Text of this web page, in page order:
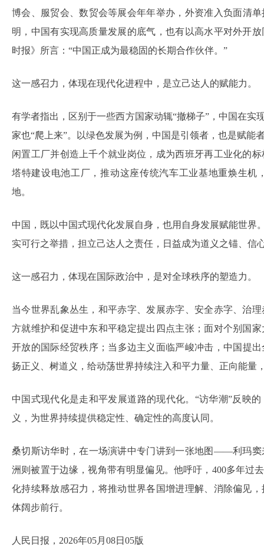
博会、服贸会、数贸会等展会年年举办，外资准入负面清
明，中国有实现高质量发展的底气，也有以高水平对外开
时报》所言：“中国正成为最稳固的长期合作伙伴。”
这一感召力，体现在现代化进程中，是立己达人的赋能力。
有学者指出，区别于一些西方国家动辄“撤梯子”，中国在实
家也“爬上来”。以绿色发展为例，中国是引领者，也是赋能
闲置工厂并创造上千个就业岗位，成为西班牙再工业化的
塔特建设电池工厂，推动这座传统汽车工业基地重焕生机
地。
中国，既以中国式现代化发展自身，也用自身发展赋能世界
实可行之举措，担立己达人之责任，日益成为道义之锚、信
这一感召力，体现在国际政治中，是对全球秩序的塑造力。
当今世界乱象丛生，和平赤字、发展赤字、安全赤字、治
方就维护和促进中东和平稳定提出四点主张；面对个别国
开放的国际经贸秩序；当多边主义面临严峻冲击，中国提
扬正义、树道义，给动荡世界持续注入和平力量、正向能量
中国式现代化是走和平发展道路的现代化。“访华潮”反映
义，为世界持续提供稳定性、确定性的高度认同。
桑切斯访华时，在一场演讲中专门讲到一张地图——利玛
洲则被置于边缘，视角带有明显偏见。他呼吁，400多年过
化持续释放感召力，将推动世界各国增进理解、消除偏见
体阔步前行。
人民日报，2026年05月08日05版